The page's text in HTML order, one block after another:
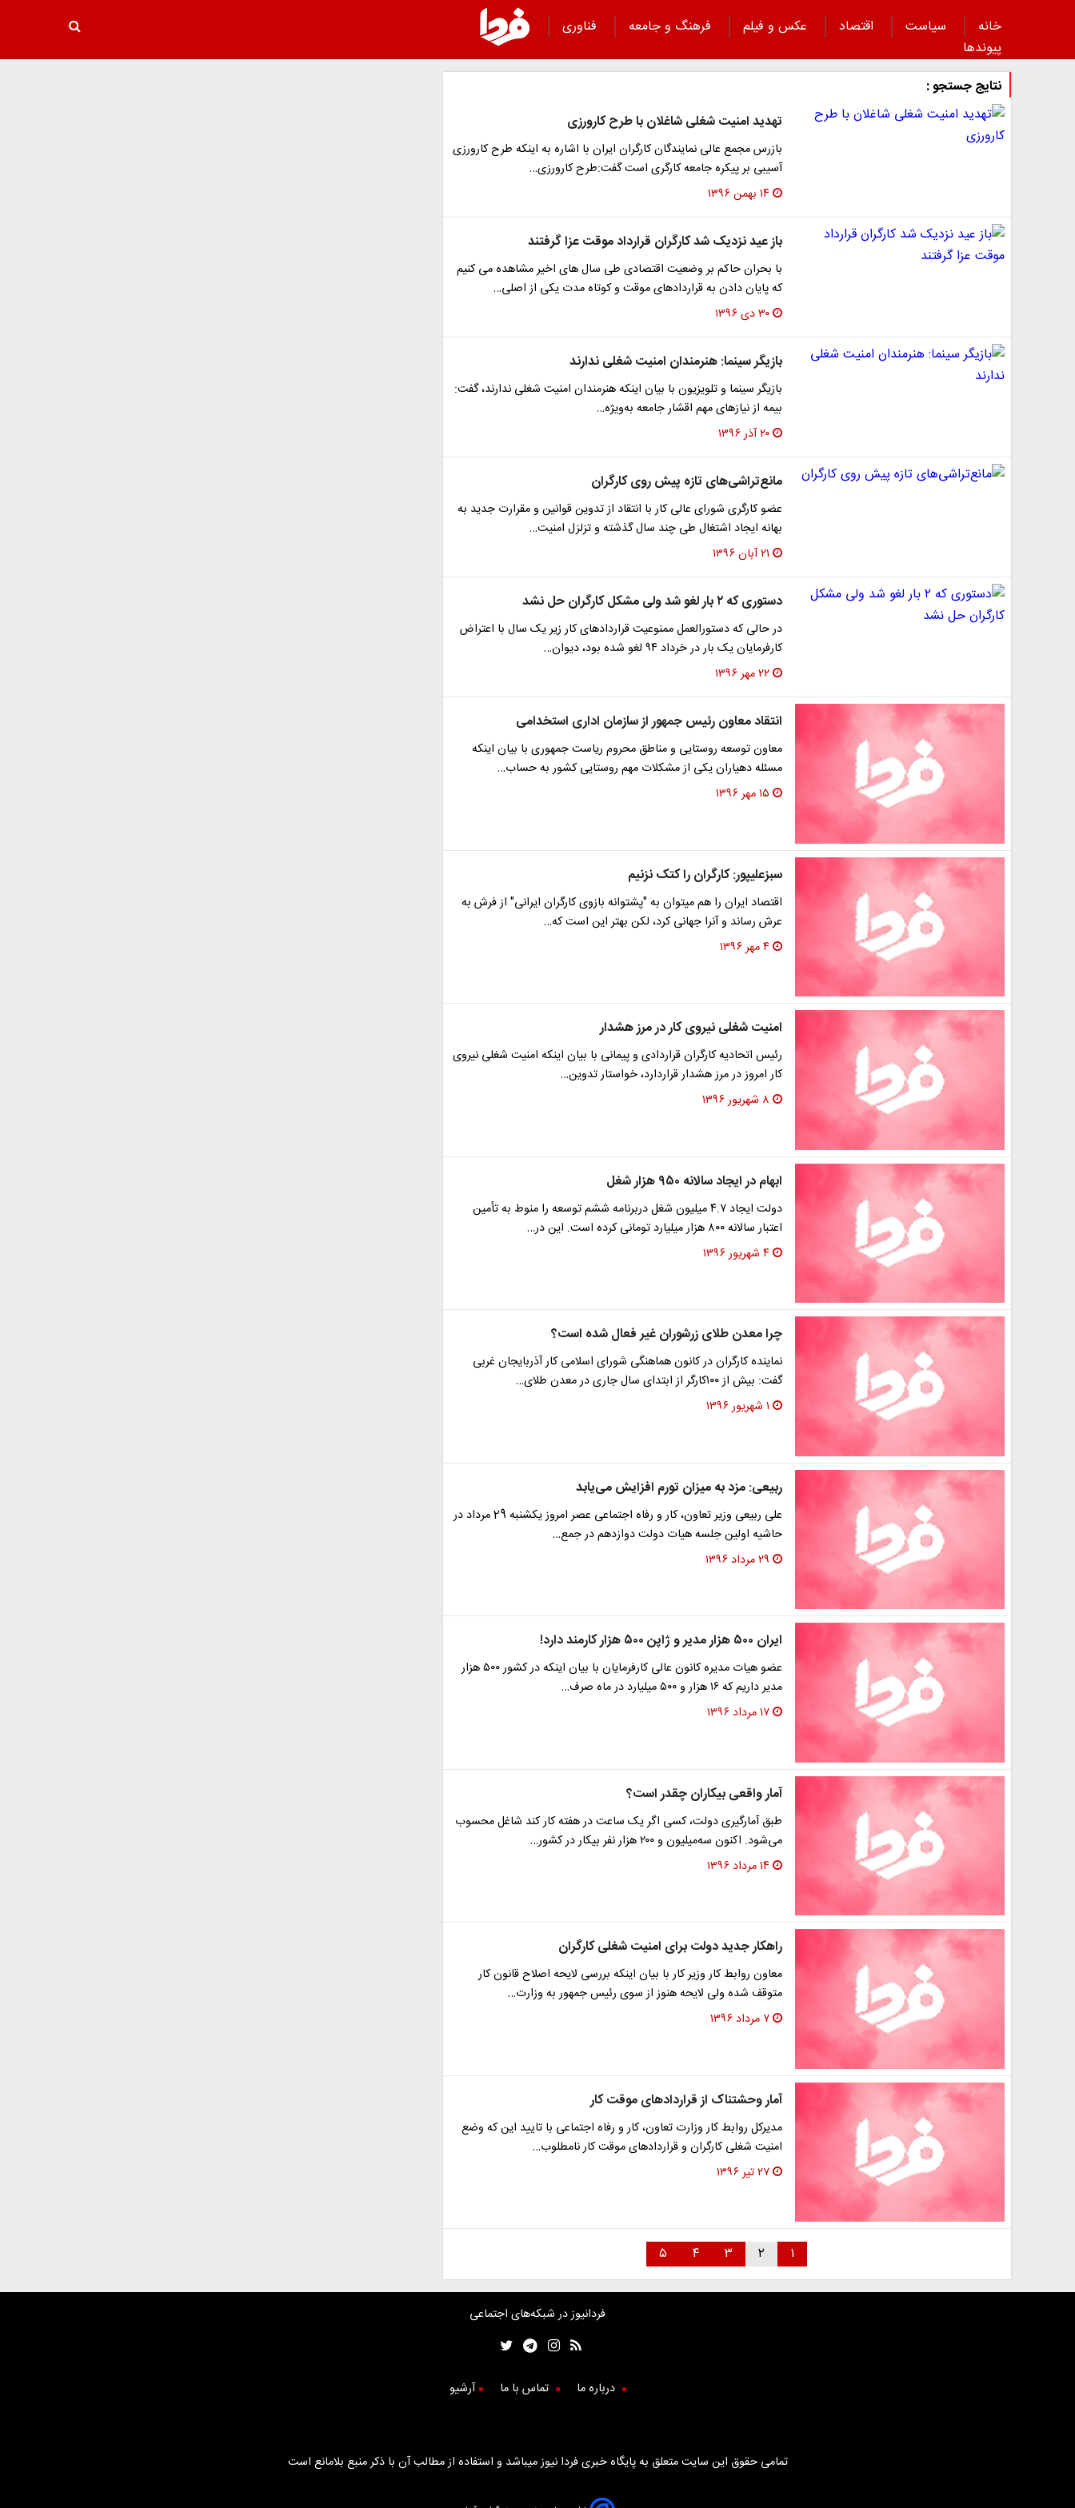
خانه سیاست اقتصاد عکس و فیلم فرهنگ و جامعه
فناوری
پیوند‌ها
نتایج جستجو :
تهدید امنیت شغلی شاغلان با طرح کارورزی
بازرس مجمع عالی نمایندگان کارگران ایران با اشاره به اینکه طرح کارورزی
آسیبی بر پیکره جامعه کارگری است گفت:طرح کارورزی…
۱۴ بهمن ۱۳۹۶
باز عید نزدیک شد کارگران قرارداد موقت عزا گرفتند
با بحران حاکم بر وضعیت اقتصادی طی سال های اخیر مشاهده می کنیم
که پایان دادن به قراردادهای موقت و کوتاه مدت یکی از اصلی…
۳۰ دی ۱۳۹۶
بازیگر سینما: هنرمندان امنیت شغلی ندارند
بازیگر سینما و تلویزیون با بیان اینکه هنرمندان امنیت شغلی ندارند، گفت:
بیمه از نیازهای مهم اقشار جامعه به‌ویژه…
۲۰ آذر ۱۳۹۶
مانع‌تراشی‌های تازه پیش روی کارگران
عضو کارگری شورای عالی کار با انتقاد از تدوین قوانین و مقرارت جدید به
بهانه ایجاد اشتغال طی چند سال گذشته و تزلزل امنیت…
۲۱ آبان ۱۳۹۶
دستوری که ۲ بار لغو شد ولی مشکل کارگران حل نشد
در حالی که دستورالعمل ممنوعیت قراردادهای کار زیر یک سال با اعتراض
کارفرمایان یک بار در خرداد ۹۴ لغو شده بود، دیوان…
۲۲ مهر ۱۳۹۶
انتقاد معاون رئیس جمهور از سازمان اداری استخدامی
معاون توسعه روستایی و مناطق محروم ریاست جمهوری با بیان اینکه
مسئله دهیاران یکی از مشکلات مهم روستایی کشور به حساب…
۱۵ مهر ۱۳۹۶
سبزعلیپور: کارگران را کتک نزنیم
اقتصاد ایران را هم میتوان به "پشتوانه بازوی کارگران ایرانی" از فرش به
عرش رساند و آنرا جهانی کرد، لکن بهتر این است که…
۴ مهر ۱۳۹۶
امنیت شغلی نیروی کار در مرز هشدار
رئیس اتحادیه کارگران قراردادی و پیمانی با بیان اینکه امنیت شغلی نیروی
کار امروز در مرز هشدار قراردارد، خواستار تدوین…
۸ شهریور ۱۳۹۶
ابهام در ایجاد سالانه ۹۵۰ هزار شغل
دولت ایجاد ۴.۷ میلیون شغل دربرنامه ششم توسعه را منوط به تأمین
اعتبار سالانه ۸۰۰ هزار میلیارد تومانی کرده است. این در…
۴ شهریور ۱۳۹۶
چرا معدن طلای زرشوران غیر فعال شده است؟
نماینده کارگران در کانون هماهنگی شورای اسلامی کار آذربایجان غربی
گفت: بیش از ۱۰۰کارگر از ابتدای سال جاری در معدن طلای…
۱ شهریور ۱۳۹۶
ربیعی: مزد به میزان تورم افزایش می‌یابد
علی ربیعی وزیر تعاون، کار و رفاه اجتماعی عصر امروز یکشنبه 29 مرداد در
حاشیه اولین جلسه هیات دولت دوازدهم در جمع…
۲۹ مرداد ۱۳۹۶
ایران ۵۰۰ هزار مدیر و ژاپن ۵۰۰ هزار کارمند دارد!
عضو هیات مدیره کانون عالی کارفرمایان با بیان اینکه در کشور ۵۰۰ هزار
مدیر داریم که ۱۶ هزار و ۵۰۰ میلیارد در ماه صرف…
۱۷ مرداد ۱۳۹۶
آمار واقعی بیکاران چقدر است؟
طبق آمارگیری دولت، کسی اگر یک ساعت در هفته کار کند شاغل محسوب
می‌شود. اکنون سه‌میلیون و ۲۰۰ هزار نفر بیکار در کشور…
۱۴ مرداد ۱۳۹۶
راهکار جدید دولت برای امنیت شغلی کارگران
معاون روابط کار وزیر کار با بیان اینکه بررسی لایحه اصلاح قانون کار
متوقف شده ولی لایحه هنوز از سوی رئیس جمهور به وزارت…
۷ مرداد ۱۳۹۶
آمار وحشتناک از قراردادهای موقت کار
مدیرکل روابط کار وزارت تعاون، کار و رفاه اجتماعی با تایید این که وضع
امنیت شغلی کارگران و قراردادهای موقت کار نامطلوب…
۲۷ تیر ۱۳۹۶
۱ ۲ ۳ ۴ ۵
فردانیوز در شبکه‌های اجتماعی
درباره ما تماس با ما آرشیو
تمامی حقوق این سایت متعلق به پایگاه خبری فردا نیوز میباشد و استفاده از مطالب آن با ذکر منبع بلامانع است